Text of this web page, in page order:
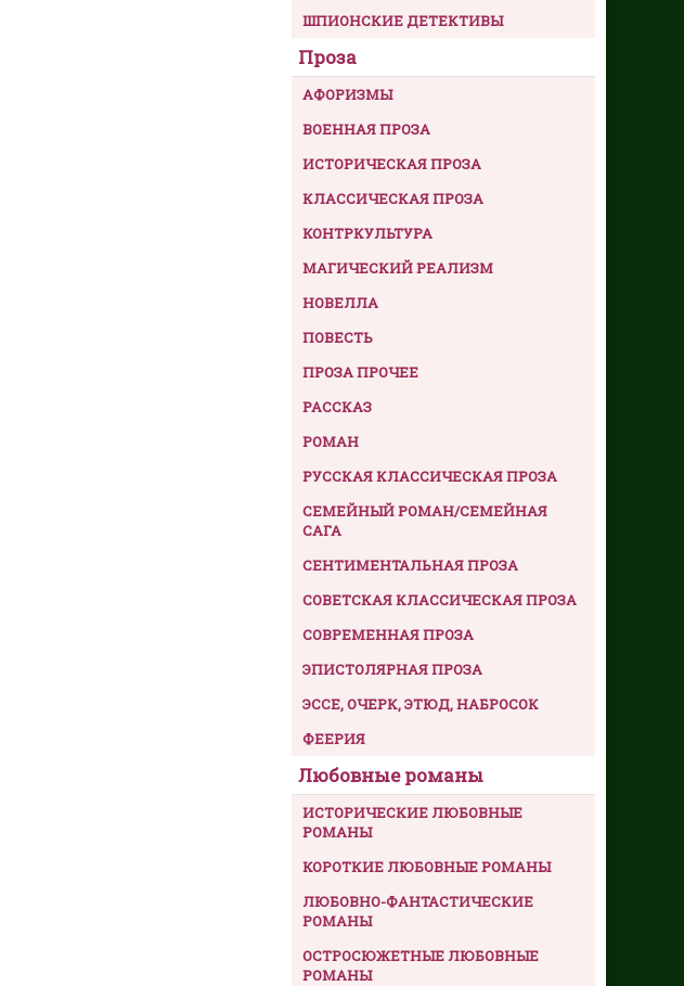
ШПИОНСКИЕ ДЕТЕКТИВЫ
Проза
АФОРИЗМЫ
ВОЕННАЯ ПРОЗА
ИСТОРИЧЕСКАЯ ПРОЗА
КЛАССИЧЕСКАЯ ПРОЗА
КОНТРКУЛЬТУРА
МАГИЧЕСКИЙ РЕАЛИЗМ
НОВЕЛЛА
ПОВЕСТЬ
ПРОЗА ПРОЧЕЕ
РАССКАЗ
РОМАН
РУССКАЯ КЛАССИЧЕСКАЯ ПРОЗА
СЕМЕЙНЫЙ РОМАН/СЕМЕЙНАЯ
САГА
СЕНТИМЕНТАЛЬНАЯ ПРОЗА
СОВЕТСКАЯ КЛАССИЧЕСКАЯ ПРОЗА
СОВРЕМЕННАЯ ПРОЗА
ЭПИСТОЛЯРНАЯ ПРОЗА
ЭССЕ, ОЧЕРК, ЭТЮД, НАБРОСОК
ФЕЕРИЯ
Любовные романы
ИСТОРИЧЕСКИЕ ЛЮБОВНЫЕ
РОМАНЫ
КОРОТКИЕ ЛЮБОВНЫЕ РОМАНЫ
ЛЮБОВНО-ФАНТАСТИЧЕСКИЕ
РОМАНЫ
ОСТРОСЮЖЕТНЫЕ ЛЮБОВНЫЕ
РОМАНЫ